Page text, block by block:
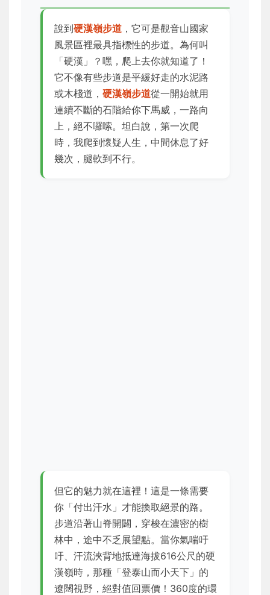
說到硬漢嶺步道 ，它可是觀音山國家
風景區裡最具指標性的步道。為何叫
「硬漢」？嘿，爬上去你就知道了！
它不像有些步道是平緩好走的水泥路
或木棧道，硬漢嶺步道從一開始就用
連續不斷的石階給你下馬威，一路向
上，絕不囉嗦。坦白說，第一次爬
時，我爬到懷疑人生，中間休息了好
幾次，腿軟到不行。
但它的魅力就在這裡！這是一條需要
你「付出汗水」才能換取絕景的路。
步道沿著山脊開闢，穿梭在濃密的樹
林中，途中不乏展望點。當你氣喘吁
吁、汗流浹背地抵達海拔616公尺的硬
漢嶺時，那種「登泰山而小天下」的
遼闊視野，絕對值回票價！360度的環